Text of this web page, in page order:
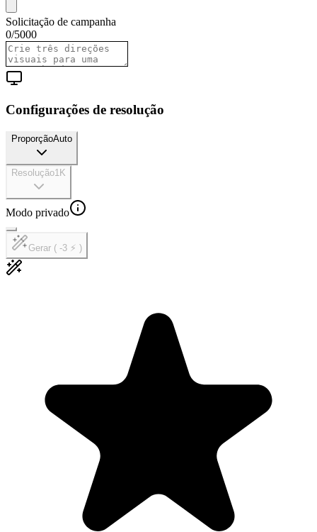
Solicitação de campanha
0/5000
Configurações de resolução
ProporçãoAuto
Resolução1K
Modo privado
Gerar ( -3 ⚡ )